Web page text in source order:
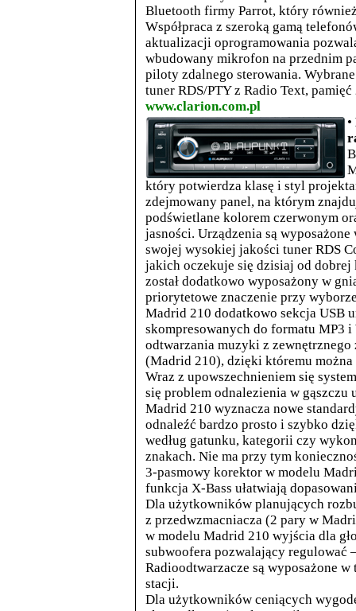
Bluetooth firmy Parrot, który
Współpraca z szeroką gamą
aktualizacji oprogramowania
wbudowany mikrofon na przednim
piloty zdalnego sterowania.
tuner RDS/PTY z Radio Text,
www.clarion.com.pl
•
który potwierdza klasę i styl
zdejmowany panel, na którym
podświetlane kolorem czerwonym
jasności. Urządzenia są
swojej wysokiej jakości tuner RDS
jakich oczekuje się dzisiaj od
został dodatkowo wyposażony w
priorytetowe znaczenie przy
Madrid 210 dodatkowo sekcja USB
skompresowanych do formatu MP3
odtwarzania muzyki z
(Madrid 210), dzięki któremu
Wraz z upowszechnieniem się
się problem odnalezienia w gąszczu
Madrid 210 wyznacza nowe
odnaleźć bardzo prosto i szybko
według gatunku, kategorii czy
znakach. Nie ma przy tym
3-pasmowy korektor w modelu
funkcja X-Bass ułatwiają
Dla użytkowników planujących
z przedwzmacniacza (2 pary w
w modelu Madrid 210 wyjścia dla
subwoofera pozwalający regulować
Radioodtwarzacze są wyposażone
stacji.
Dla użytkowników ceniących